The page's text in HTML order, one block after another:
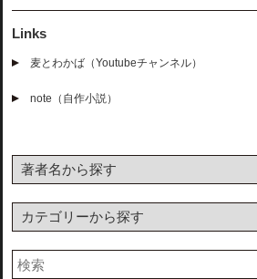
Links
麦とわかば（Youtubeチャンネル）
note（自作小説）